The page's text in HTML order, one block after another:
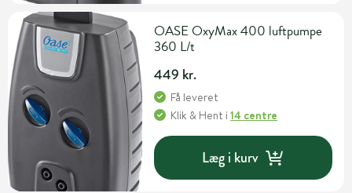
OASE OxyMax 400 luftpumpe
360 L/t
449 kr.
Få leveret
Klik & Hent i14 centre
Læg i kurv